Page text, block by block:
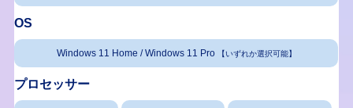
OS
Windows 11 Home / Windows 11 Pro 【いずれか選択可能】
プロセッサー